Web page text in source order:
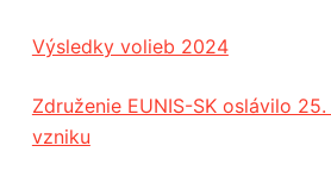
Výsledky volieb 2024
Združenie EUNIS-SK oslávilo
vzniku